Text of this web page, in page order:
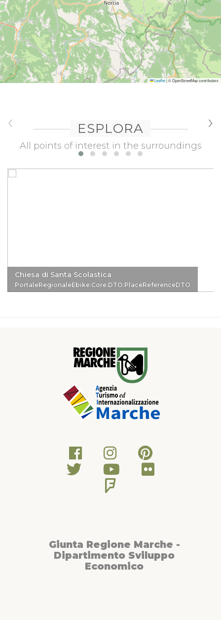
Leaflet|© OpenStreetMap contributors
ESPLORA
All points of interest in the surroundings
Chiesa di Santa Scolastica
PortaleRegionaleEbike.Core.DTO.PlaceReferenceDTO
‹ ›
Giunta Regione Marche -
Dipartimento Sviluppo
Economico